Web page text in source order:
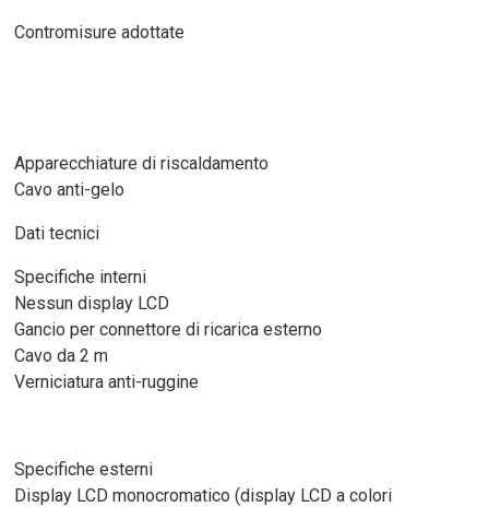
Contromisure adottate
Apparecchiature di riscaldamento
Cavo anti-gelo
Dati tecnici
Specifiche interni
Nessun display LCD
Gancio per connettore di ricarica esterno
Cavo da 2 m
Verniciatura anti-ruggine
Specifiche esterni
Display LCD monocromatico (display LCD a colori